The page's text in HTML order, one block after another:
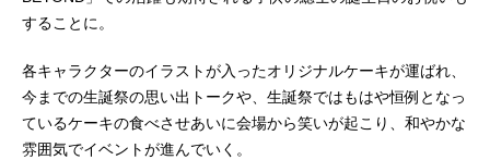
することに。
各キャラクターのイラストが入ったオリジナルケーキが運ばれ、
今までの生誕祭の思い出トークや、生誕祭ではもはや恒例となっ
ているケーキの食べさせあいに会場から笑いが起こり、和やかな
雰囲気でイベントが進んでいく。